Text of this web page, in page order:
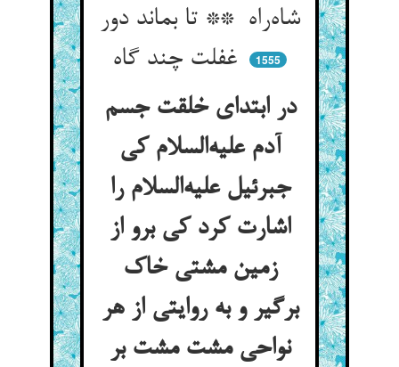
شاه‌راه ** تا بماند دور
1555
در ابتدای خلقت جسم
آدم علیه‌السلام کی
جبرئیل علیه‌السلام را
اشارت کرد کی برو از
زمین مشتی خاک
برگیر و به روایتی از هر
نواحی مشت مشت بر